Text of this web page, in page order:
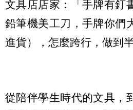
文具店店家：「手牌有釘
鉛筆機美工刀，手牌你們
進貨），怎麼跨行，做到
從陪伴學生時代的文具，